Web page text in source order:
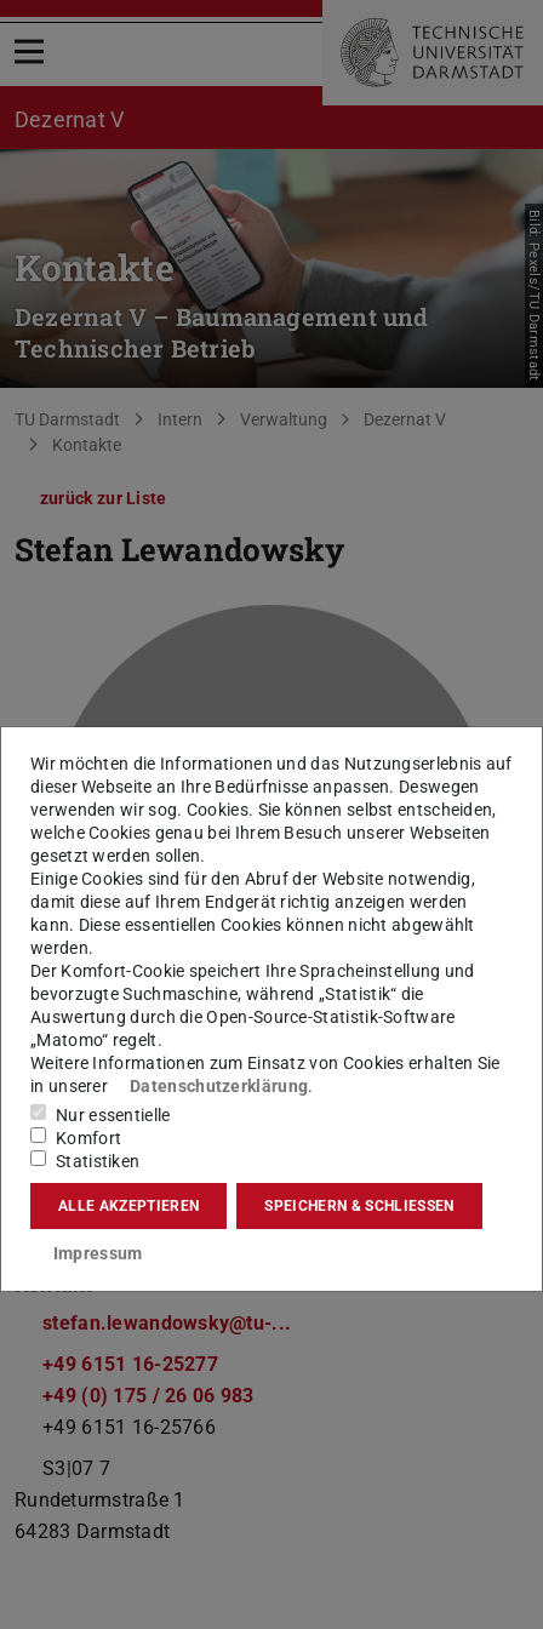
Menü öffnen
Dezernat V
Kontakte
Dezernat V – Baumanagement und
Technischer Betrieb
Bild: Pexels/TU Darmstadt
Sie befinden sich hier:
TU Darmstadt Intern Verwaltung
Dezernat V
Kontakte
zurück zur Liste
Stefan Lewandowsky
L
Mitarbeiter/innen
Facharbeiter
Wasser-/ Sanitärversorgung
stefan.lewandowsky@tu-...
+49 6151 16-25277
+49 (0) 175 / 26 06 983
+49 6151 16-25766
S3|07 7
Rundeturmstraße 1
64283 Darmstadt
Wir möchten die Informationen und das Nutzungserlebnis auf
dieser Webseite an Ihre Bedürfnisse anpassen. Deswegen
verwenden wir sog. Cookies. Sie können selbst entscheiden,
welche Cookies genau bei Ihrem Besuch unserer Webseiten
gesetzt werden sollen.
Einige Cookies sind für den Abruf der Website notwendig,
damit diese auf Ihrem Endgerät richtig anzeigen werden
kann. Diese essentiellen Cookies können nicht abgewählt
werden.
Der Komfort-Cookie speichert Ihre Spracheinstellung und
bevorzugte Suchmaschine, während „Statistik“ die
Auswertung durch die Open-Source-Statistik-Software
„Matomo“ regelt.
Weitere Informationen zum Einsatz von Cookies erhalten Sie
in unserer
Datenschutzerklärung.
Nur essentielle
Komfort
Statistiken
ALLE AKZEPTIEREN SPEICHERN & SCHLIESSEN
Impressum